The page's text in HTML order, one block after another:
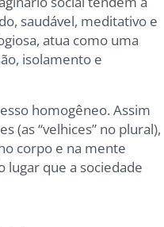
saudável, meditativo e
atua como uma
isolamento e
homogêneo. Assim
(as “velhices” no plural),
corpo e na mente
lugar que a sociedade